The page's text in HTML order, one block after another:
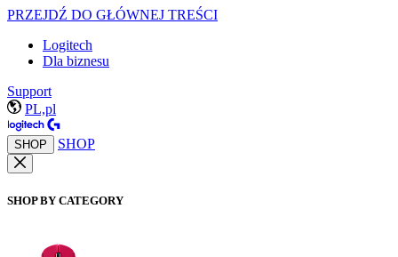
PRZEJDŹ DO GŁÓWNEJ TREŚCI
Logitech
Dla biznesu
Support
PL,pl
SHOP SHOP
SHOP BY CATEGORY